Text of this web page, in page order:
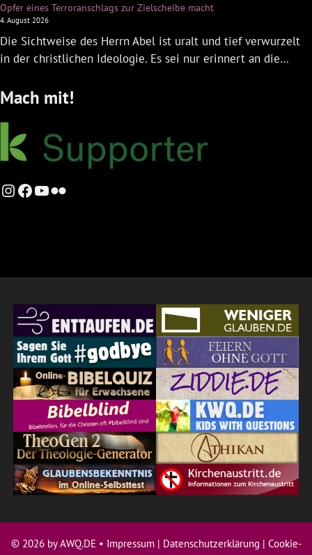
Opfer eines Terroranschlags zur Zielscheibe macht
4. August 2026
Die Sichtweise des Herrn Abel ist uralt und tief verwurzelt
in der christlichen Ideologie. Es sei nur erinnert an die…
Mach mit!
Instagram
Facebook
YouTube
Flickr
© 2026 by AWQ.DE • Impressum| Datenschutzerklärung | Cookie-